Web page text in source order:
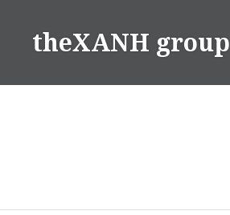
contenttheXANH group